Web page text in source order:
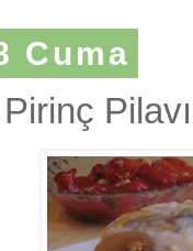
Cuma
Pirinç Pilavı